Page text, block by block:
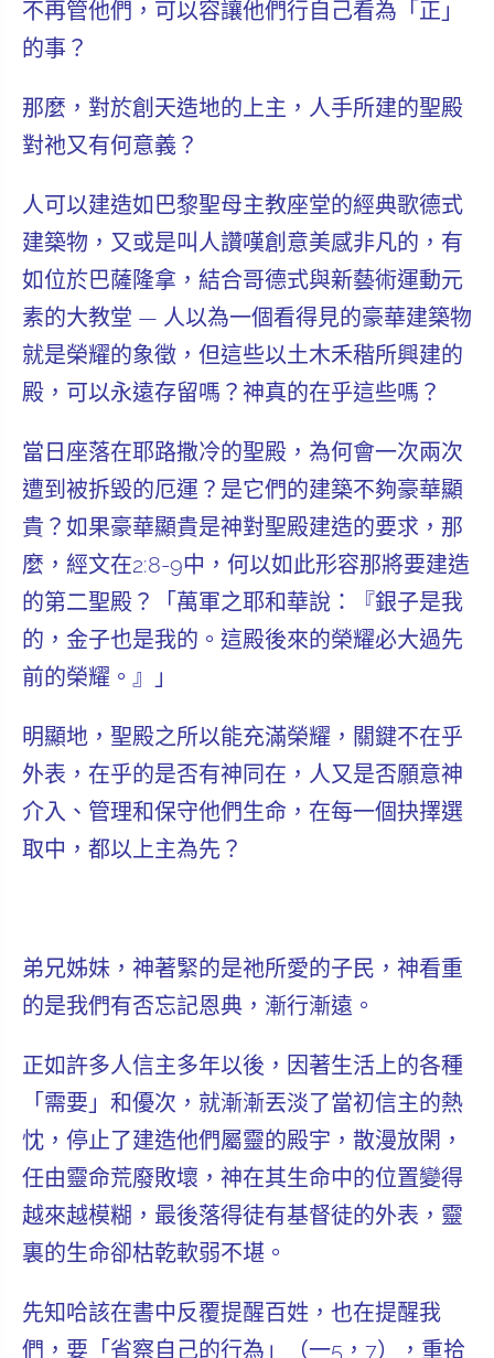
不再管他們 ，可以容讓他們行自己看為「正」
的事？
那麼，對於創天造地的上主，人手所建的聖殿
對祂又有何意義？
人可以建造如巴黎聖母主教座堂的經典歌德式
建築物，又或是叫人讚嘆創意美感非凡的，有
如位於巴薩隆拿，結合哥德式與新藝術運動元
素的大教堂 — 人以為一個看得見的豪華建築物
就是榮耀的象徵，但這些以土木禾稭所興建的
殿，可以永遠存留嗎？神真的在乎這些嗎？
當日座落在耶路撒冷的聖殿，為何會一次兩次
遭到被拆毀的厄運？是它們的建築不夠豪華顯
貴？如果豪華顯貴是神對聖殿建造的要求，那
麼，經文在2:8-9中，何以如此形容那將要建造
的第二聖殿？「萬軍之耶和華說：『銀子是我
的，金子也是我的。 這殿後來的榮耀必大過先
前的榮耀。 』」
明顯地，聖殿之所以能充滿榮耀，關鍵不在乎
外表，在乎的是否有神同在，人又是否願意神
介入、管理和保守他們生命，在每一個抉擇選
取中，都以上主為先？
弟兄姊妹，神著緊的是祂所愛的子民，神看重
的是我們有否忘記恩典，漸行漸遠。
正如許多人信主多年以後，因著生活上的各種
「需要」和優次，就漸漸丟淡了當初信主的熱
忱，停止了建造他們屬靈的殿宇，散漫放閑，
任由靈命荒廢敗壞，神在其生命中的位置變得
越來越模糊，最後落得徒有基督徒的外表，靈
裏的生命卻枯乾軟弱不堪。
先知哈該在書中反覆提醒百姓，也在提醒我
們，要 「省察自己的行為」
（一5，7），重拾